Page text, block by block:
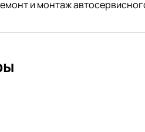
и монтаж